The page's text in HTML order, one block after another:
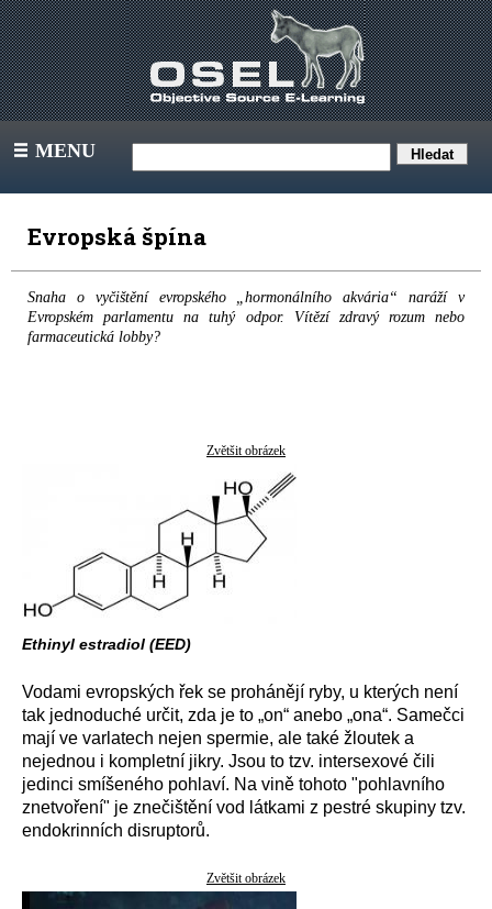
III MENU
Evropská špína
Snaha o vyčištění evropského „hormonálního akvária“ naráží v
Evropském parlamentu na tuhý odpor. Vítězí zdravý rozum nebo
farmaceutická lobby?
Zvětšit obrázek
Ethinyl estradiol (EED)
Vodami evropských řek se prohánějí ryby, u kterých není
tak jednoduché určit, zda je to „on“ anebo „ona“. Samečci
mají ve varlatech nejen spermie, ale také žloutek a
nejednou i kompletní jikry. Jsou to tzv. intersexové čili
jedinci smíšeného pohlaví. Na vině tohoto "pohlavního
znetvoření" je znečištění vod látkami z pestré skupiny tzv.
endokrinních disruptorů.
Zvětšit obrázek